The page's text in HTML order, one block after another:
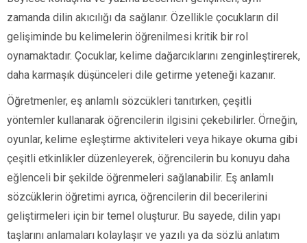
zamanda dilin akıcılığı da sağlanır. Özellikle çocukların dil
gelişiminde bu kelimelerin öğrenilmesi kritik bir rol
oynamaktadır. Çocuklar, kelime dağarcıklarını zenginleştirerek,
daha karmaşık düşünceleri dile getirme yeteneği kazanır.
Öğretmenler, eş anlamlı sözcükleri tanıtırken, çeşitli
yöntemler kullanarak öğrencilerin ilgisini çekebilirler. Örneğin,
oyunlar, kelime eşleştirme aktiviteleri veya hikaye okuma gibi
çeşitli etkinlikler düzenleyerek, öğrencilerin bu konuyu daha
eğlenceli bir şekilde öğrenmeleri sağlanabilir. Eş anlamlı
sözcüklerin öğretimi ayrıca, öğrencilerin dil becerilerini
geliştirmeleri için bir temel oluşturur. Bu sayede, dilin yapı
taşlarını anlamaları kolaylaşır ve yazılı ya da sözlü anlatım